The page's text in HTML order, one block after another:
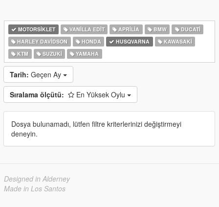
MOTORSIKLET VANILLA EDIT APRILIA BMW
DUCATI
HARLEY DAVIDSON
HONDA HUSQVARNA
KAWASAKI
KTM
SUZUKI YAMAHA
Tarih: Geçen Ay
Sıralama ölçütü: En Yüksek Oylu
Dosya bulunamadı, lütfen filtre kriterlerinizi değiştirmeyi
deneyin.
Designed in Alderney
Made in Los Santos